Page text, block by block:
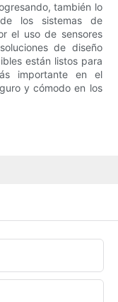
también lo
los sistemas de
el uso de sensores
de diseño
están listos para
importante en el
y cómodo en los